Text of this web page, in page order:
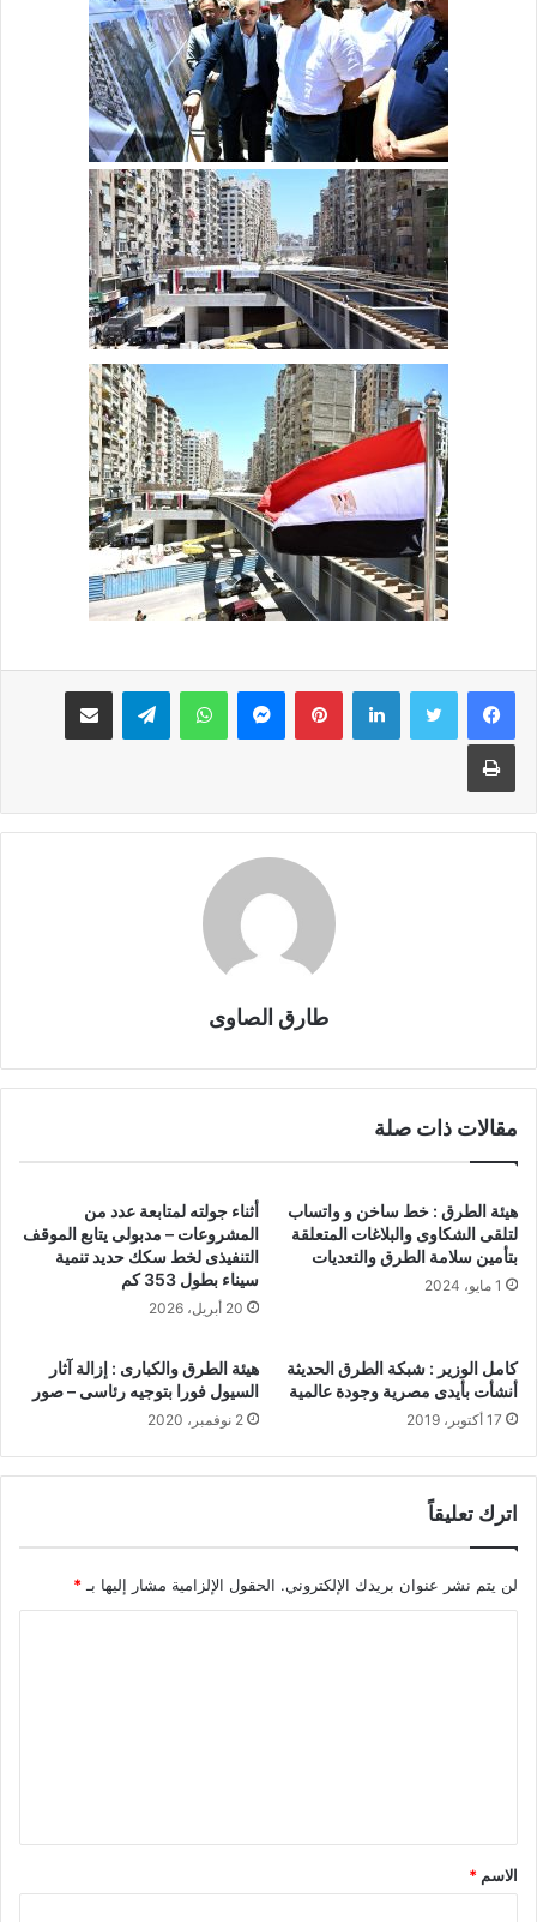
لينكدإن بينتيريستماسنجر واتساب تيلقرام مشاركة عبر البريد
طباعة
طارق الصاوى
مقالات ذات صلة
هيئة الطرق : خط ساخن و واتساب
لتلقى الشكاوى والبلاغات المتعلقة
بتأمين سلامة الطرق والتعديات
1 مايو، 2024
أثناء جولته لمتابعة عدد من
المشروعات – مدبولى يتابع الموقف
التنفيذى لخط سكك حديد تنمية
سيناء بطول 353 كم
20 أبريل، 2026
كامل الوزير : شبكة الطرق الحديثة
أنشأت بأيدى مصرية وجودة عالمية
17 أكتوبر، 2019
هيئة الطرق والكبارى : إزالة آثار
السيول فورا بتوجيه رئاسى – صور
2 نوفمبر، 2020
اترك تعليقاً
لن يتم نشر عنوان بريدك الإلكتروني. الحقول الإلزامية مشار إليها بـ*
ق
*
الاسم *